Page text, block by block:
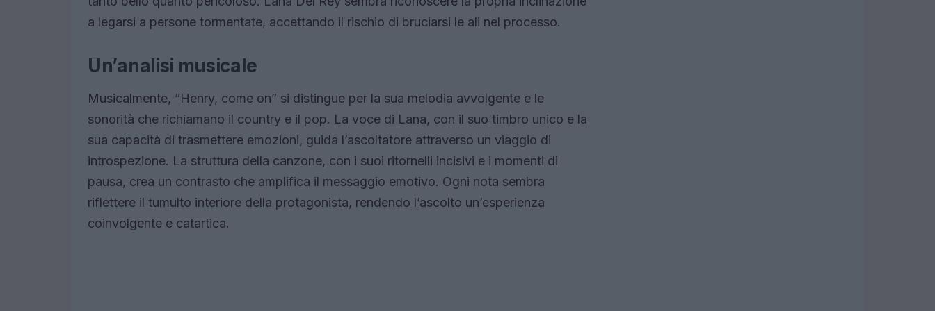
a legarsi a persone tormentate, accettando il rischio di bruciarsi le ali nel processo.
Un’analisi musicale
Musicalmente, “Henry, come on” si distingue per la sua melodia avvolgente e le
sonorità che richiamano il country e il pop. La voce di Lana, con il suo timbro unico e la
sua capacità di trasmettere emozioni, guida l’ascoltatore attraverso un viaggio di
introspezione. La struttura della canzone, con i suoi ritornelli incisivi e i momenti di
pausa, crea un contrasto che amplifica il messaggio emotivo. Ogni nota sembra
riflettere il tumulto interiore della protagonista, rendendo l’ascolto un’esperienza
coinvolgente e catartica.